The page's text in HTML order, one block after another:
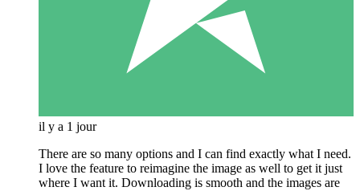
il y a 1 jour
There are so many options and I can find exactly what I need.
I love the feature to reimagine the image as well to get it just
where I want it. Downloading is smooth and the images are